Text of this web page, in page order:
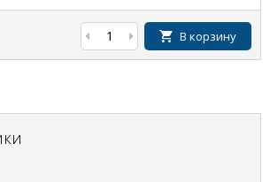
В корзину